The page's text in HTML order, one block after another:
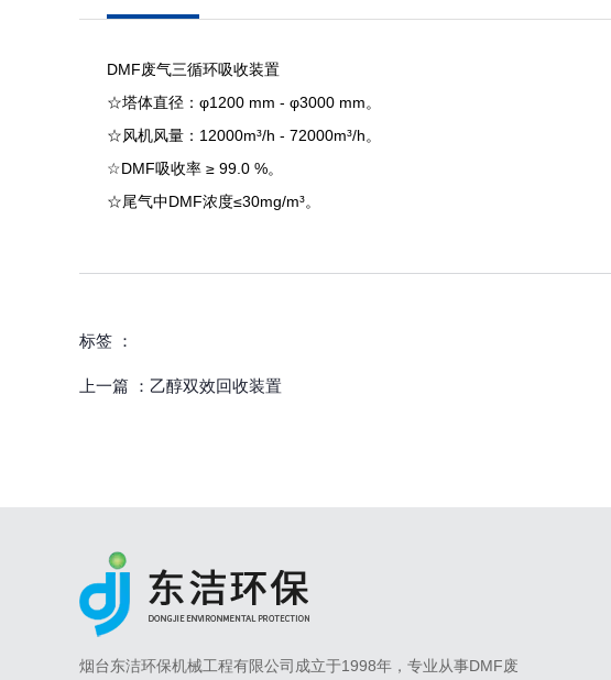
DMF废气三循环吸收装置
☆塔体直径：φ1200 mm - φ3000 mm。
☆风机风量：12000m³/h - 72000m³/h。
☆DMF吸收率 ≥ 99.0 %。
☆尾气中DMF浓度≤30mg/m³。
标签 ：
上一篇 ： 乙醇双效回收装置
烟台东洁环保机械工程有限公司成立于1998年，专业从事DMF废